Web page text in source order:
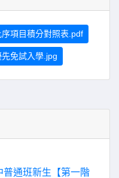
項目積分對照表.pdf
免試入學.jpg
通班新生【第一階